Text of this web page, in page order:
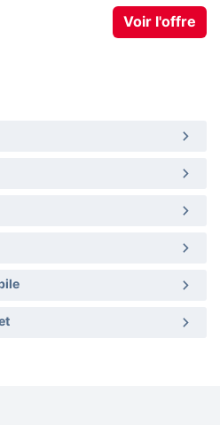
Voir l'offre